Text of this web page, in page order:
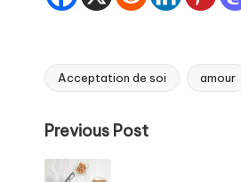
Tags:
Acceptation de soi amour
Post
Previous Post